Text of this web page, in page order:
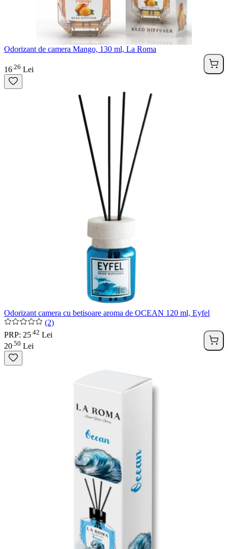
Odorizant de camera Mango, 130 ml, La Roma
16 26 Lei
Odorizant camera cu betisoare aroma de OCEAN 120 ml, Eyfel
(2)
PRP: 25 42 Lei
20 50 Lei